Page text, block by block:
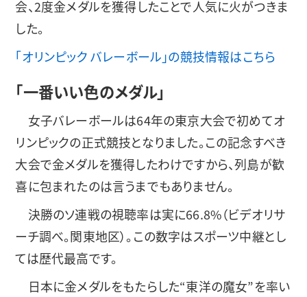
会、2度金メダルを獲得したことで人気に火がつきま
した。
「オリンピック バレーボール」の競技情報はこちら
「一番いい色のメダル」
女子バレーボールは64年の東京大会で初めてオ
リンピックの正式競技となりました。この記念すべき
大会で金メダルを獲得したわけですから、列島が歓
喜に包まれたのは言うまでもありません。
決勝のソ連戦の視聴率は実に66.8%（ビデオリサ
ーチ調べ。関東地区）。この数字はスポーツ中継とし
ては歴代最高です。
日本に金メダルをもたらした“東洋の魔女”を率い